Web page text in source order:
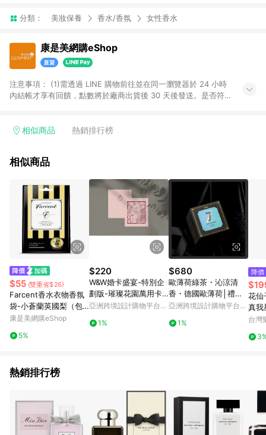
分類： 美妝保養 香水/香氛 女性香水
康是美網購eShop
注意事項：​ (1)需透過 LINE 購物前往並在同一瀏覽器於 24 小時
內結帳才享有回饋，點數將於廠商出貨後 30 天後發送。​是否符
黃金鑽飾/精品相關/3C數位(含周邊)/家電視聽/運動戶外/母嬰用
饋%」，將於訂單成立後由「LINE購物通知」之官方帳號訊息通
依LINE購物網站訂單成立通知為準。​​ (5)LINE購物設有「單一商
品最高回饋點數」機制 (部分時段開放「回饋無上限」)，以同一
訂單中同一商品不論件數計算，請依訂單成立當下LINE購物的回
饋機制為準。
相似商品 熱銷排行榜
相似商品
$55 (雙重省$26)
Farcent香水衣物香氛
袋-小蒼蘭英國梨（包
裝隨機）
康是美網購eShop
5%
$220
W&W婚卡盛宴-特別企
劃版-璀璨花園萬用卡-
手寫留白款-紫苑10入
亞洲跨境設計購物平台
1%
$680
歐薄荷綠茶・沁涼清
香・德國歐薄荷│禮盒
茶包10入
亞洲跨境設計購物平台
1%
降價
花仙
真我
台灣
熱銷排行榜